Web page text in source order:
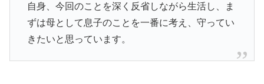
自身、今回のことを深く反省しながら生活し、ま
ずは母として息子のことを一番に考え、守ってい
きたいと思っています。